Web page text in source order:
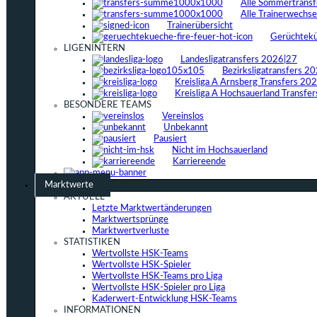
Alle
Alle
Trainerübersicht
LIGENINTERN
Landesligatransfers 2026|27
Bezirksligatransfers
Kreisliga A Arnsberg Transfers
Kreisliga A Hochsauerland
BESONDERE TEAMS
Vereinslos
Unbekannt
Pausiert
Nicht im Hochsauerland
Karriereende
Marktwerte
AKTUELL
Letzte Marktwertänderungen
Marktwertsprünge
Marktwertverluste
STATISTIKEN
Wertvollste HSK-Teams
Wertvollste HSK-Spieler
Wertvollste HSK-Teams pro Liga
Wertvollste HSK-Spieler pro Liga
Kaderwert-Entwicklung HSK-Teams
INFORMATIONEN